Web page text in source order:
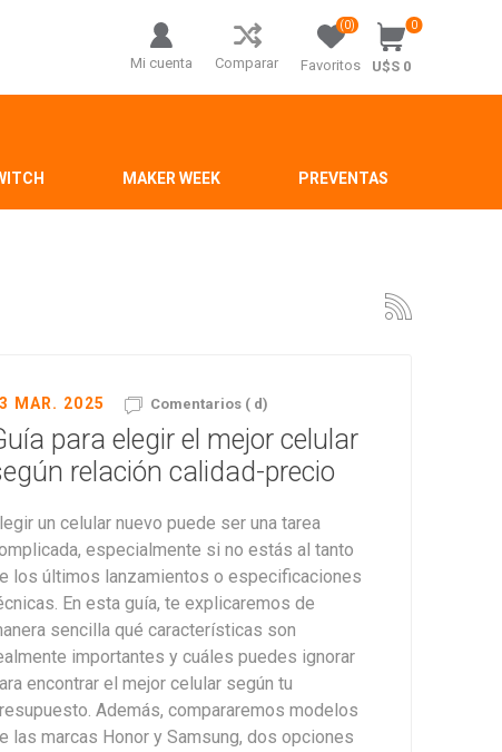
Mi cuenta Comparar Favoritos
(0) 0
U$S 0
MAKER WEEK PREVENTAS
MAR. 2025 Comentarios ( d)
para elegir el mejor celular
relación calidad-precio
un celular nuevo puede ser una tarea
especialmente si no estás al tanto
los últimos lanzamientos o especificaciones
En esta guía, te explicaremos de
sencilla qué características son
importantes y cuáles puedes ignorar
encontrar el mejor celular según tu
Además, compararemos modelos
las marcas Honor y Samsung, dos opciones